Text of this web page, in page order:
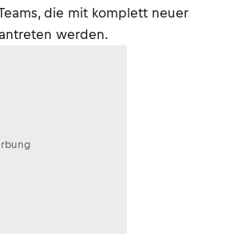
die mit komplett neuer
werden.